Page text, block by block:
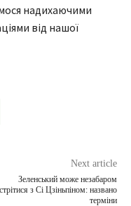
надихаючими
від нашої
Next article
Зеленський може незабаром
з Сі Цзіньпіном: названо
терміни